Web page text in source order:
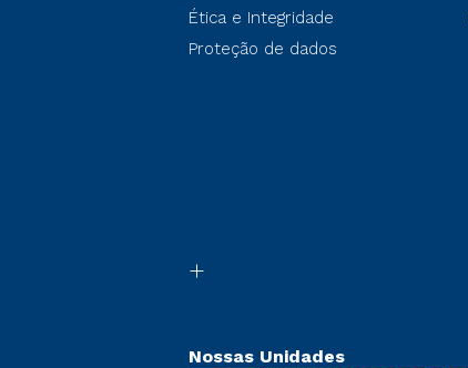
Ética e Integridade
Proteção de dados
Nossas Unidades